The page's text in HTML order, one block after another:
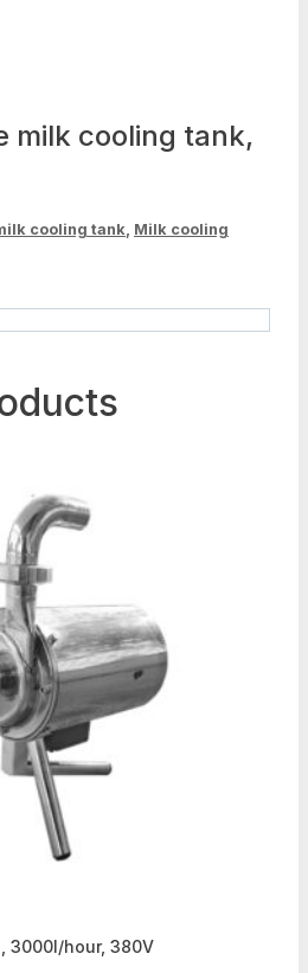
milk cooling tank,
cooling tank, Milk cooling
3000l/hour, 380V